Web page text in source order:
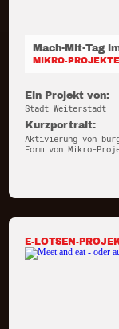
Mach-Mit-Tag
MIKRO-
Ein Projekt von:
Stadt Weiterstadt
Kurzportrait:
Aktivierung von
Form von Mikro-
E-LOTSEN-